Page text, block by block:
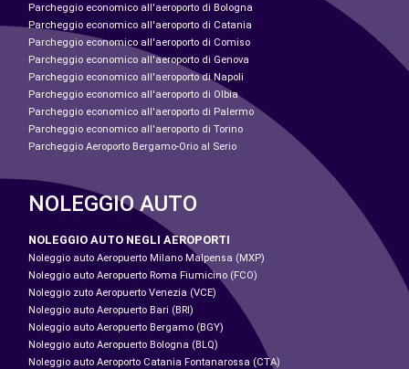
Parcheggio economico all'aeroporto di Bologna
Parcheggio economico all'aeroporto di Catania
Parcheggio economico all'aeroporto di Comiso
Parcheggio economico all'aeroporto di Genova
Parcheggio economico all'aeroporto di Napoli
Parcheggio economico all'aeroporto di Olbia
Parcheggio economico all'aeroporto di Palermo
Parcheggio economico all'aeroporto di Torino
Parcheggio Aeroporto Bergamo-Orio al Serio
NOLEGGIO AUTO
NOLEGGIO AUTO NEGLI AEROPORTI
Noleggio auto Aeropuerto Milano Malpensa (MXP)
Noleggio auto Aeropuerto Roma Fiumicino (FCO)
Noleggio zuto Aeropuerto Venezia (VCE)
Noleggio auto Aeropuerto Bari (BRI)
Noleggio auto Aeropuerto Bergamo (BGY)
Noleggio auto Aeropuerto Bologna (BLQ)
Noleggio auto Aeroporto Catania Fontanarossa (CTA)